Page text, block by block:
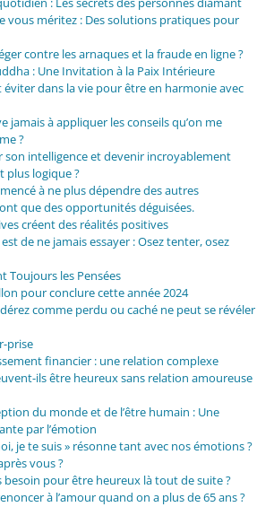
vous méritez : Des solutions pratiques pour
contre les arnaques et la fraude en ligne ?
: Une Invitation à la Paix Intérieure
éviter dans la vie pour être en harmonie avec
jamais à appliquer les conseils qu’on me
?
intelligence et devenir incroyablement
plus logique ?
à ne plus dépendre des autres
que des opportunités déguisées.
créent des réalités positives
de ne jamais essayer : Osez tenter, osez
Toujours les Pensées
pour conclure cette année 2024
comme perdu ou caché ne peut se révéler
prise
financier : une relation complexe
ils être heureux sans relation amoureuse
du monde et de l’être humain : Une
par l’émotion
je te suis » résonne tant avec nos émotions ?
vous ?
besoin pour être heureux là tout de suite ?
à l’amour quand on a plus de 65 ans ?